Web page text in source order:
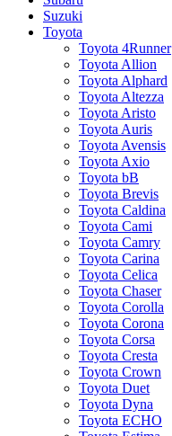
Suzuki
Toyota
Toyota 4Runner
Toyota Allion
Toyota Alphard
Toyota Altezza
Toyota Aristo
Toyota Auris
Toyota Avensis
Toyota Axio
Toyota bB
Toyota Brevis
Toyota Caldina
Toyota Cami
Toyota Camry
Toyota Carina
Toyota Celica
Toyota Chaser
Toyota Corolla
Toyota Corona
Toyota Corsa
Toyota Cresta
Toyota Crown
Toyota Duet
Toyota Dyna
Toyota ECHO